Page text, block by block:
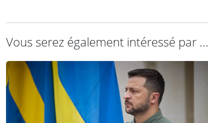
Vous serez également intéressé par ...